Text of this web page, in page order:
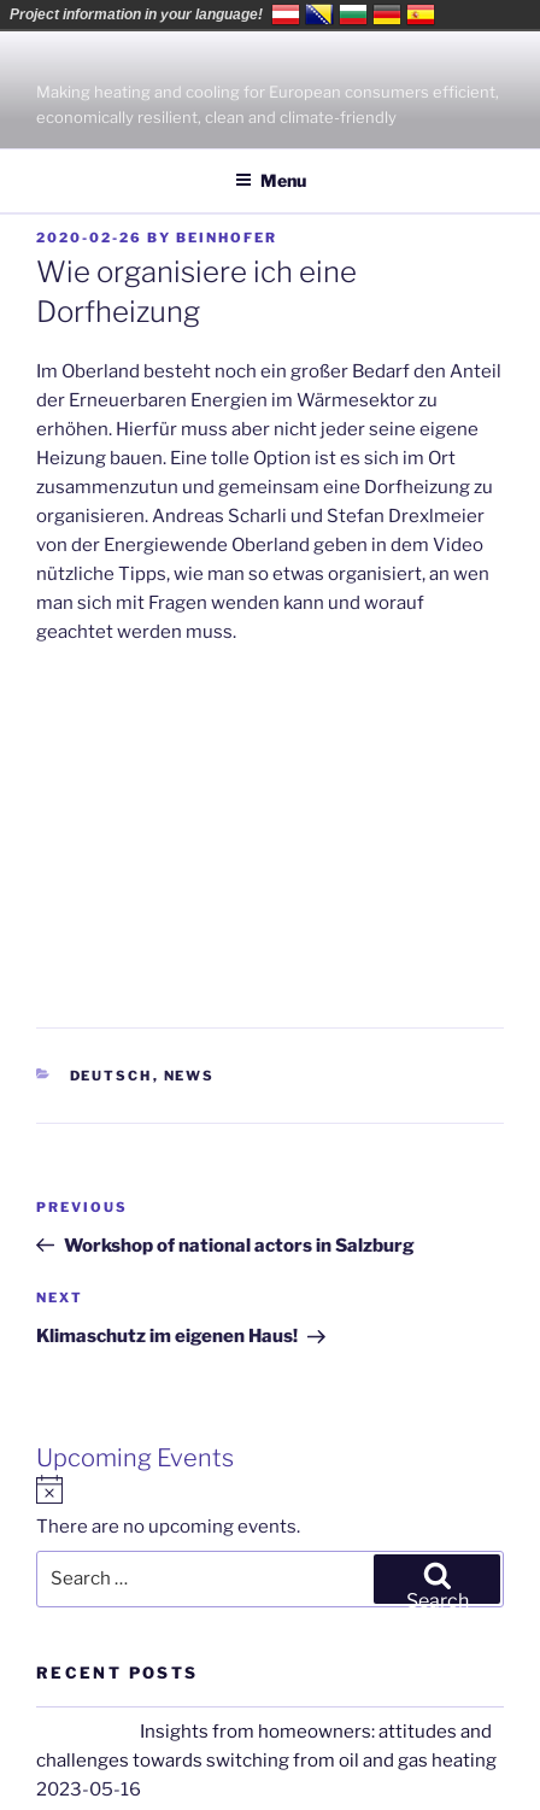
contentMaking heating and cooling for European consumers efficient,
economically resilient, clean and climate-friendly
Menu
POSTED
ON
2020-02-26 BY BEINHOFER
Wie organisiere ich eine
Dorfheizung
Im Oberland besteht noch ein großer Bedarf den Anteil
der Erneuerbaren Energien im Wärmesektor zu
erhöhen. Hierfür muss aber nicht jeder seine eigene
Heizung bauen. Eine tolle Option ist es sich im Ort
zusammenzutun und gemeinsam eine Dorfheizung zu
organisieren. Andreas Scharli und Stefan Drexlmeier
von der Energiewende Oberland geben in dem Video
nützliche Tipps, wie man so etwas organisiert, an wen
man sich mit Fragen wenden kann und worauf
geachtet werden muss.
CATEGORIES
DEUTSCH , NEWS
Previous
Post
PREVIOUS
Workshop of national actors in Salzburg
Next
Post
NEXT
Klimaschutz im eigenen Haus!
Upcoming Events
t
i
c
There are no upcoming events.
Search
RECENT POSTS
Insights from homeowners: attitudes and
challenges towards switching from oil and gas heating
2023-05-16
Project information in your language!